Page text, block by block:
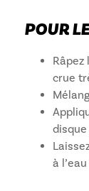
POUR
crue
à